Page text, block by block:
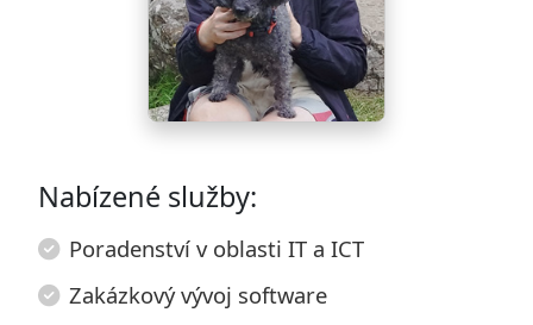
Nabízené služby:
Poradenství v oblasti IT a ICT
Zakázkový vývoj software